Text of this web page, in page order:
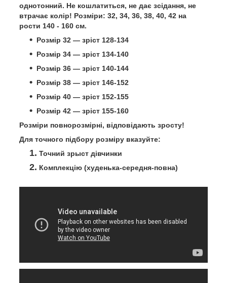
однотонний. Не кошлатиться, не дає зсідання, не
втрачає колір! Розміри: 32, 34, 36, 38, 40, 42 на
рости 140 - 160 см.
Розмір 32 — зріст 128-134
Розмір 34 — зріст 134-140
Розмір 36 — зріст 140-144
Розмір 38 — зріст 146-152
Розмір 40 — зріст 152-155
Розмір 42 — зріст 155-160
Розміри повнорозмірні, відповідають зросту!
Для точного підбору розміру вказуйте:
Точний зрыст дівчинки
Комплекцію (худенька-середня-повна)